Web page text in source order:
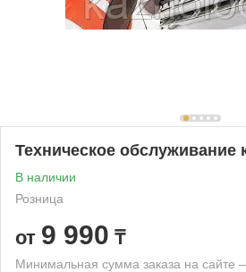
Техническое обслуживание
В наличии
Розница
от 9 990 ₸
Минимальная сумма заказа на сайте